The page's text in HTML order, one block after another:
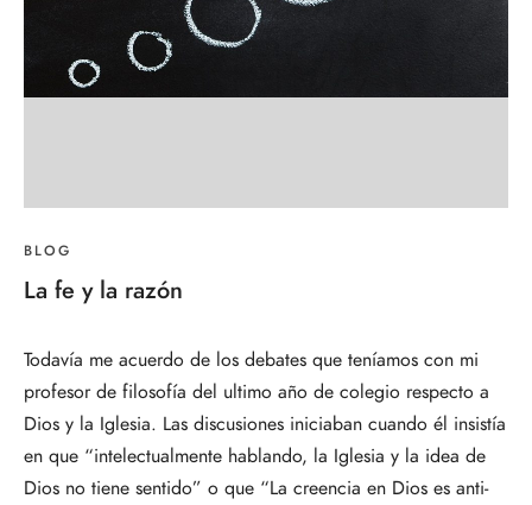
BLOG
La fe y la razón
Todavía me acuerdo de los debates que teníamos con mi
profesor de filosofía del ultimo año de colegio respecto a
Dios y la Iglesia. Las discusiones iniciaban cuando él insistía
en que “intelectualmente hablando, la Iglesia y la idea de
Dios no tiene sentido” o que “La creencia en Dios es anti-